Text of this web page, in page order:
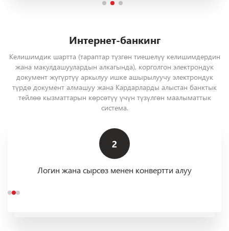
Интернет-банкинг
Келишимдик шартта (тараптар түзгөн тиешелүү келишимдердин
жана макулдашуулардын алкагында), корголгон электрондук
документ жүгүртүү аркылуу ишке ашырылуучу электрондук
түрдө документ алмашуу жана Кардарларды алыстан банктык
тейлөө кызматтарын көрсөтүү үчүн түзүлгөн маалыматтык
система.
Логин жана сырсөз менен конвертти алуу